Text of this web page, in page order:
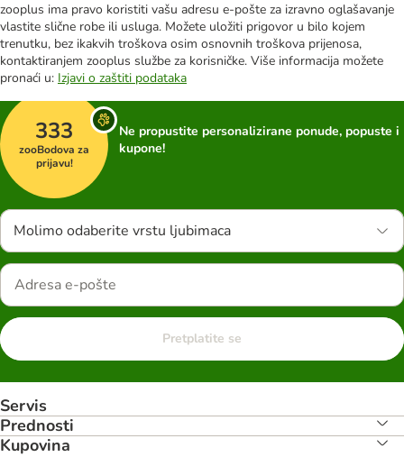
zooplus ima pravo koristiti vašu adresu e-pošte za izravno oglašavanje
vlastite slične robe ili usluga. Možete uložiti prigovor u bilo kojem
trenutku, bez ikakvih troškova osim osnovnih troškova prijenosa,
kontaktiranjem zooplus službe za korisničke. Više informacija možete
pronaći u: Izjavi o zaštiti podataka
333
zooBodova za
prijavu!
Ne propustite personalizirane ponude, popuste i
kupone!
Molimo odaberite vrstu ljubimaca
Pretplatite se
Servis
Prednosti
Kupovina